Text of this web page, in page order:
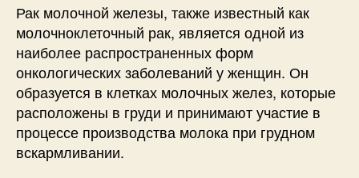
Рак молочной железы, также известный как
молочноклеточный рак, является одной из
наиболее распространенных форм
онкологических заболеваний у женщин. Он
образуется в клетках молочных желез, которые
расположены в груди и принимают участие в
процессе производства молока при грудном
вскармливании.